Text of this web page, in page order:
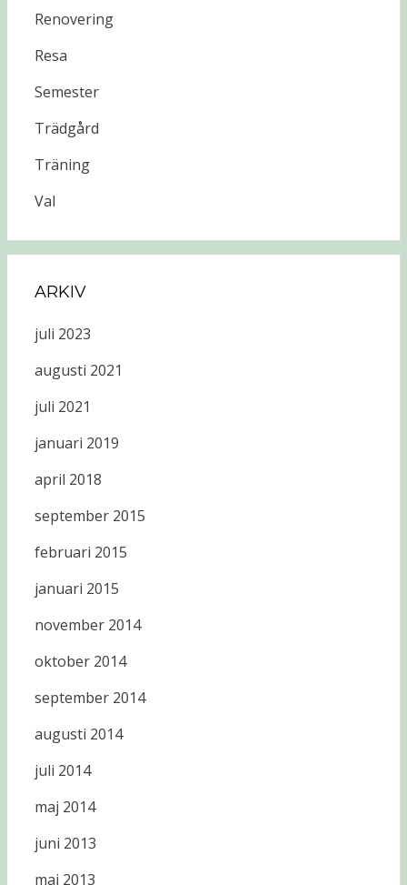
Renovering
Resa
Semester
Trädgård
Träning
Val
ARKIV
juli 2023
augusti 2021
juli 2021
januari 2019
april 2018
september 2015
februari 2015
januari 2015
november 2014
oktober 2014
september 2014
augusti 2014
juli 2014
maj 2014
juni 2013
maj 2013